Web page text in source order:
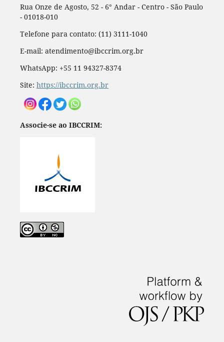
Rua Onze de Agosto, 52 - 6° Andar - Centro - São Paulo
- 01018-010
Telefone para contato: (11) 3111-1040
E-mail: atendimento@ibccrim.org.br
WhatsApp: +55 11 94327-8374
Site: https://ibccrim.org.br
Associe-se ao IBCCRIM: